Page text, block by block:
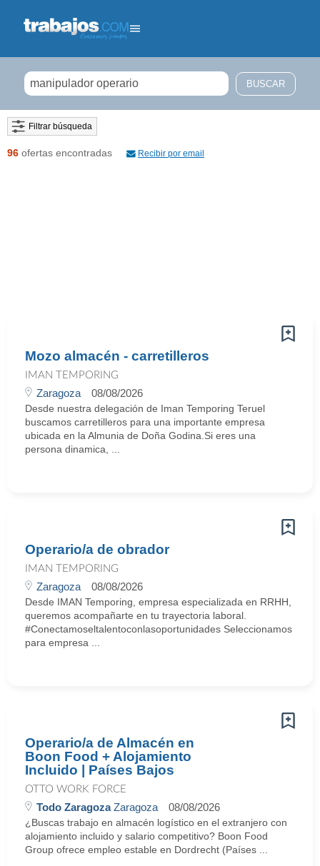
Filtrar búsqueda
96 ofertas encontradas Recibir por email
Mozo almacén - carretilleros
IMAN TEMPORING
Zaragoza 08/08/2026
Desde nuestra delegación de Iman Temporing Teruel
buscamos carretilleros para una importante empresa
ubicada en la Almunia de Doña Godina.Si eres una
persona dinamica, ...
Operario/a de obrador
IMAN TEMPORING
Zaragoza 08/08/2026
Desde IMAN Temporing, empresa especializada en RRHH,
queremos acompañarte en tu trayectoria laboral.
#Conectamoseltalentoconlasoportunidades Seleccionamos
para empresa ...
Operario/a de Almacén en
Boon Food + Alojamiento
Incluido | Países Bajos
OTTO WORK FORCE
Todo ZaragozaZaragoza 08/08/2026
¿Buscas trabajo en almacén logístico en el extranjero con
alojamiento incluido y salario competitivo? Boon Food
Group ofrece empleo estable en Dordrecht (Países ...